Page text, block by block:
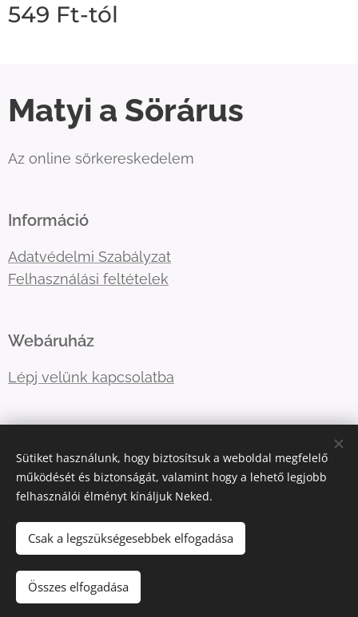
549 Ft-tól
Matyi a Sörárus
Az online sörkereskedelem
Információ
Adatvédelmi Szabályzat
Felhasználási feltételek
Webáruház
Lépj velünk kapcsolatba
primatormagyarorszag@gmail.com
Telefonszám:06202757966
Sütiket használunk, hogy biztosítsuk a weboldal megfelelő
működését és biztonságát, valamint hogy a lehető legjobb
felhasználói élményt kínáljuk Neked.
Csak a legszükségesebbek elfogadása
Összes elfogadása